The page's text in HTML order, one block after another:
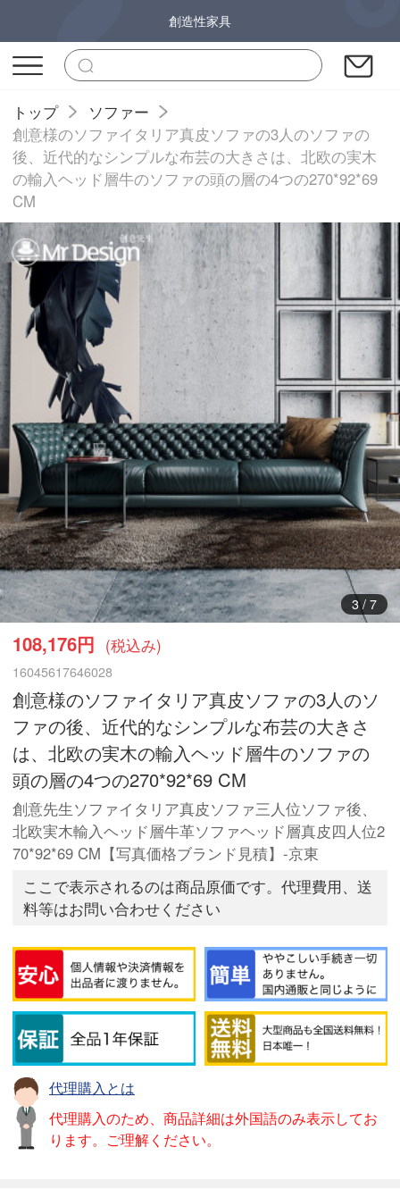
創造性家具
トップ
ソファー
創意様のソファイタリア真皮ソファの3人のソファの
後、近代的なシンプルな布芸の大きさは、北欧の実木
の輸入ヘッド層牛のソファの頭の層の4つの270*92*69
CM
3/ 7
108,176円 (税込み)
16045617646028
創意様のソファイタリア真皮ソファの3人のソ
ファの後、近代的なシンプルな布芸の大きさ
は、北欧の実木の輸入ヘッド層牛のソファの
頭の層の4つの270*92*69 CM
創意先生ソファイタリア真皮ソファ三人位ソファ後、
北欧実木輸入ヘッド層牛革ソファヘッド層真皮四人位2
70*92*69 CM【写真価格ブランド見積】-京東
ここで表示されるのは商品原価です。代理費用、送
料等はお問い合わせください
代理購入とは
代理購入のため、商品詳細は外国語のみ表示してお
ります。ご理解ください。